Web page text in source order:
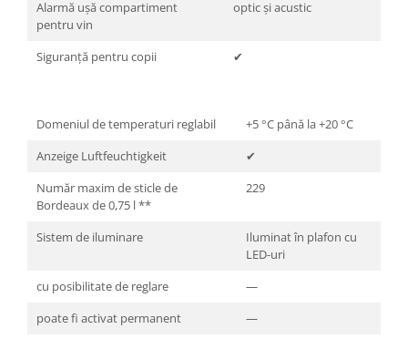
Alarmă uşă compartiment
pentru vin
optic şi acustic
Siguranţă pentru copii ✔
Domeniul de temperaturi reglabil
+5 °C până la +20 °C
Anzeige Luftfeuchtigkeit
✔
Număr maxim de sticle de
Bordeaux de 0,75 l **
229
Sistem de iluminare
Iluminat în plafon cu
LED-uri
cu posibilitate de reglare
—
poate fi activat permanent
—